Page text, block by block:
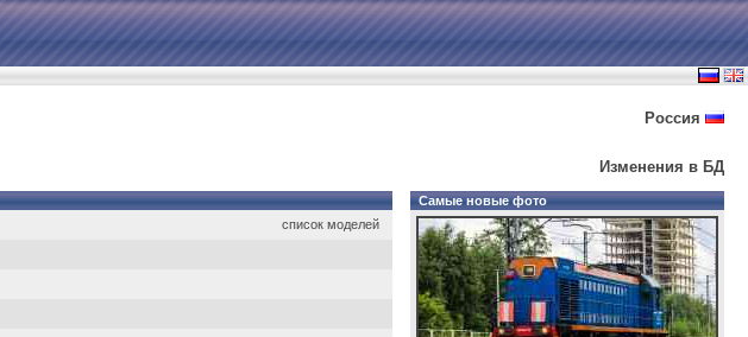
Россия
Изменения в БД
список моделей
Самые новые фото